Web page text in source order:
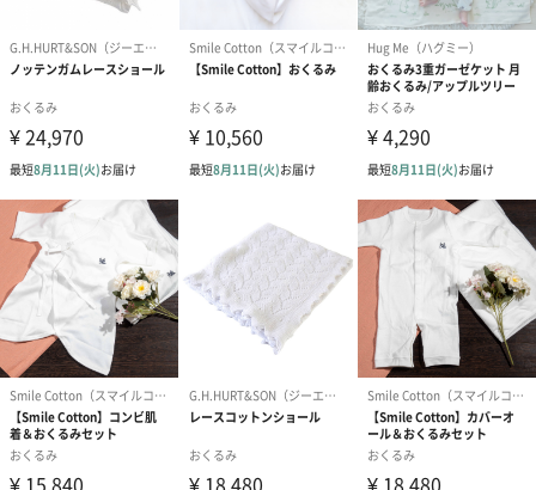
誕生日や結婚祝い・出産祝いなど、様々なシーンのメッセージカ
ードを同梱します。
メッセージカードや封筒のデザインは一部変更する場合がありま
写真付きメッセージカ
ード（680円）
写真付きメッセージカ
ード（Thank you）ピ
【誕生日】
Birthday ホワ
刷なし）（
のしカード